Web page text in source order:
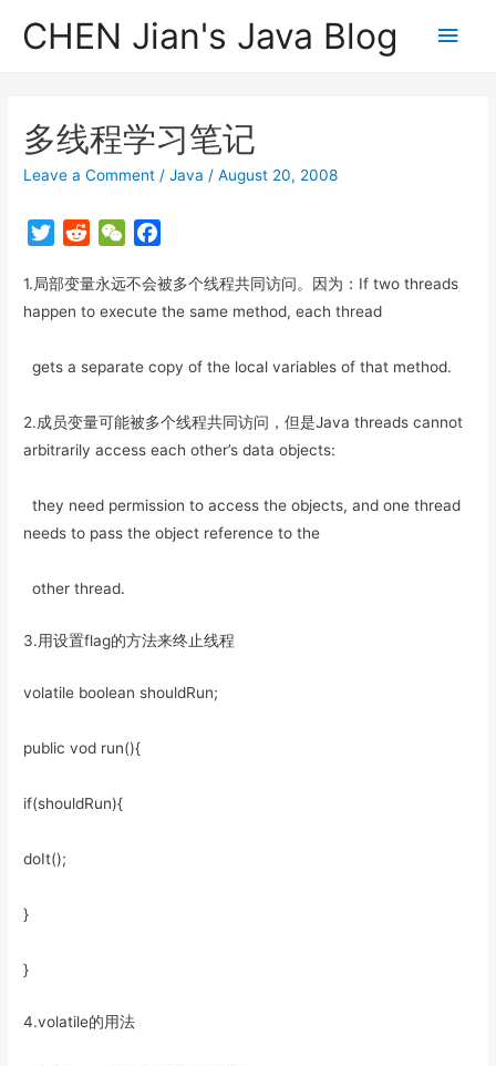
CHEN Jian's Java Blog
Main
多线程学习笔记
Leave a Comment /Java /August 20, 2008
T
i
t
e
d
d
t
W
C
h
t
c
e
o
k
1.局部变量永远不会被多个线程共同访问。因为：If two threads
happen to execute the same method, each thread
gets a separate copy of the local variables of that method.
2.成员变量可能被多个线程共同访问，但是Java threads cannot
arbitrarily access each other’s data objects:
they need permission to access the objects, and one thread
needs to pass the object reference to the
other thread.
3.用设置flag的方法来终止线程
volatile boolean shouldRun;
public vod run(){
if(shouldRun){
doIt();
}
}
4.volatile的用法